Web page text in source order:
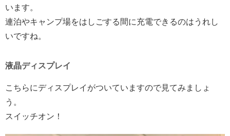
います。
連泊やキャンプ場をはしごする間に充電できるのはうれし
いですね。
液晶ディスプレイ
こちらにディスプレイがついていますので見てみましょ
う。
スイッチオン！